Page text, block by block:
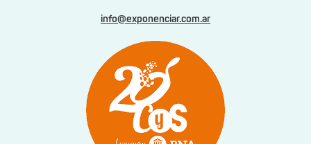
info@exponenciar.com.ar